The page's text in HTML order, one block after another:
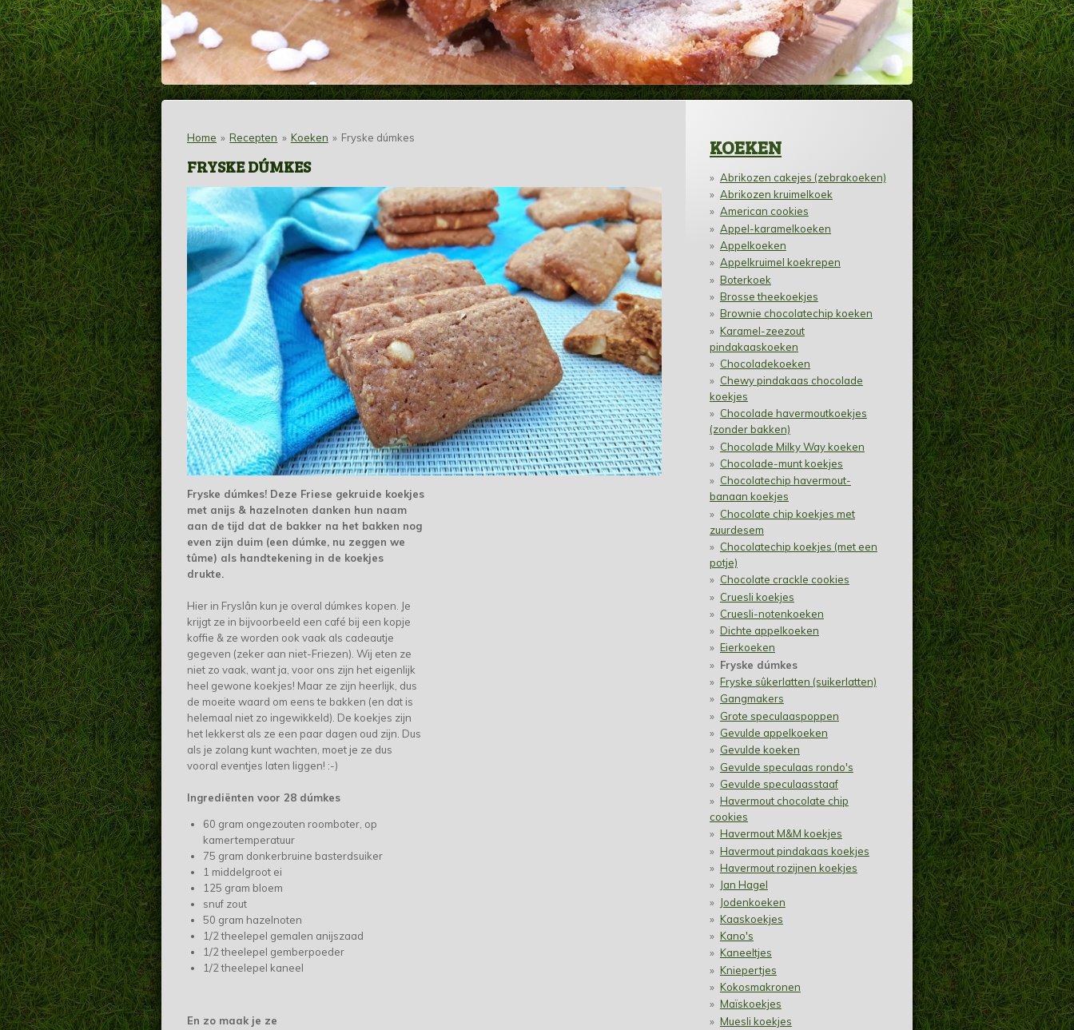
Home » Recepten » Koeken » Fryske dúmkes
FRYSKE DÚMKES
Fryske dúmkes! Deze Friese gekruide koekjes
met anijs & hazelnoten danken hun naam
aan de tijd dat de bakker na het bakken nog
even zijn duim (een dúmke, nu zeggen we
tûme) als handtekening in de koekjes
drukte.
Hier in Fryslân kun je overal dúmkes kopen. Je
krijgt ze in bijvoorbeeld een café bij een kopje
koffie & ze worden ook vaak als cadeautje
gegeven (zeker aan niet-Friezen). Wij eten ze
niet zo vaak, want ja, voor ons zijn het eigenlijk
heel gewone koekjes! Maar ze zijn heerlijk, dus
de moeite waard om eens te bakken (en dat is
helemaal niet zo ingewikkeld). De koekjes zijn
het lekkerst als ze een paar dagen oud zijn. Dus
als je zolang kunt wachten, moet je ze dus
vooral eventjes laten liggen! :-)
Ingrediënten voor 28 dúmkes
60 gram ongezouten roomboter, op
kamertemperatuur
75 gram donkerbruine basterdsuiker
1 middelgroot ei
125 gram bloem
snuf zout
50 gram hazelnoten
1/2 theelepel gemalen anijszaad
1/2 theelepel gemberpoeder
1/2 theelepel kaneel
En zo maak je ze
KOEKEN
Abrikozen cakejes (zebrakoeken)
Abrikozen kruimelkoek
American cookies
Appel-karamelkoeken
Appelkoeken
Appelkruimel koekrepen
Boterkoek
Brosse theekoekjes
Brownie chocolatechip koeken
Karamel-zeezout
pindakaaskoeken
Chocoladekoeken
Chewy pindakaas chocolade
koekjes
Chocolade havermoutkoekjes
(zonder bakken)
Chocolade Milky Way koeken
Chocolade-munt koekjes
Chocolatechip havermout-
banaan koekjes
Chocolate chip koekjes met
zuurdesem
Chocolatechip koekjes (met een
potje)
Chocolate crackle cookies
Cruesli koekjes
Cruesli-notenkoeken
Dichte appelkoeken
Eierkoeken
Fryske dúmkes
Fryske sûkerlatten (suikerlatten)
Gangmakers
Grote speculaaspoppen
Gevulde appelkoeken
Gevulde koeken
Gevulde speculaas rondo's
Gevulde speculaasstaaf
Havermout chocolate chip
cookies
Havermout M&M koekjes
Havermout pindakaas koekjes
Havermout rozijnen koekjes
Jan Hagel
Jodenkoeken
Kaaskoekjes
Kano's
Kaneeltjes
Kniepertjes
Kokosmakronen
Maïskoekjes
Muesli koekjes